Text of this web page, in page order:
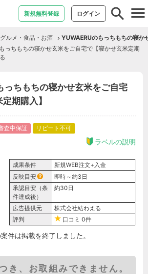
新規無料登録 ログイン
グルメ・食品・お酒
YUWAERUのもっちもちの寝か
っちもちの寝かせ玄米をご自宅で【寝かせ玄米定期
っちもちの寝かせ玄米をご自宅
期購入】
査中保証 リピート不可
ラベルの説明
成果条件
新規WEB注文+入金
反映目安
即時～約3日
承認目安（条
件達成後）
約30日
広告提供元
株式会社結わえる
評判
口コミ 0件
件は掲載を終了しました。
き、お取組みできません。